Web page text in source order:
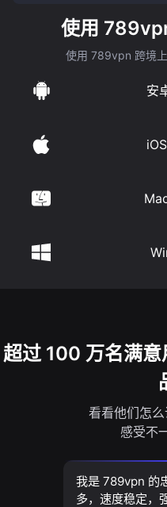
使用
使用 789vpn 跨境上
安
超过 100 万名满
看看他们怎
感受不
我是 789vpn 的
多，速度稳定，